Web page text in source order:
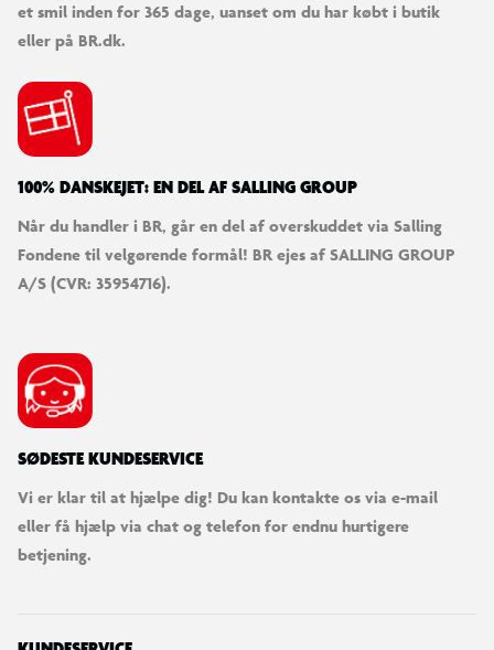
et smil inden for 365 dage, uanset om du har købt i butik
eller på BR.dk.
100% DANSKEJET: EN DEL AF SALLING GROUP
Når du handler i BR, går en del af overskuddet via Salling
Fondene til velgørende formål! BR ejes af SALLING GROUP
A/S (CVR: 35954716).
SØDESTE KUNDESERVICE
Vi er klar til at hjælpe dig! Du kan kontakte os via e-mail
eller få hjælp via chat og telefon for endnu hurtigere
betjening.